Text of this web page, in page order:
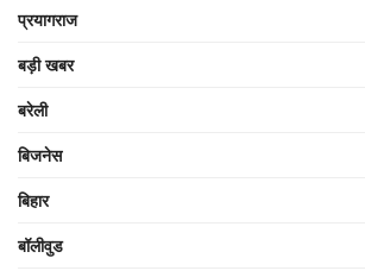
प्रयागराज
बड़ी खबर
बरेली
बिजनेस
बिहार
बॉलीवुड